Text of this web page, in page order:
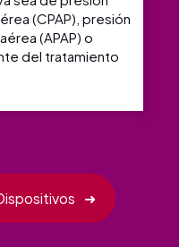
(CPAP), presión
(APAP) o
del tratamiento
➜